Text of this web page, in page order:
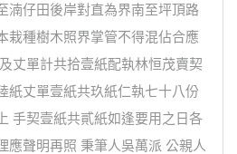
湳仔田後岸對直為界南至坪頂路
栽種樹木照界掌管不得混佔合應
丈單計共拾壹紙配執林恒茂賣契
紙丈單壹紙共玖紙仁執七十八份
手契壹紙共貳紙如逢要用之日各
應聲明再照 秉筆人吳萬派 公親人